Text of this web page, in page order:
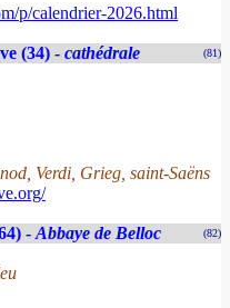
p/calendrier-2026.html
(34) - cathédrale (81)
Verdi, Grieg, saint-Saëns
- Abbaye de Belloc (82)